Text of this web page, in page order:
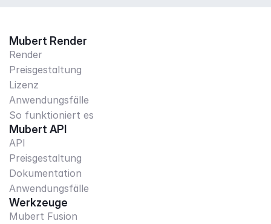
Mubert Render
Render
Preisgestaltung
Lizenz
Anwendungsfälle
So funktioniert es
Mubert API
API
Preisgestaltung
Dokumentation
Anwendungsfälle
Werkzeuge
Mubert Fusion